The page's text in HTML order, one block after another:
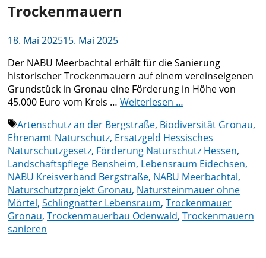
Trockenmauern
18. Mai 202515. Mai 2025
Der NABU Meerbachtal erhält für die Sanierung
historischer Trockenmauern auf einem vereinseigenen
Grundstück in Gronau eine Förderung in Höhe von
45.000 Euro vom Kreis … Weiterlesen …
Schlagwörter
Artenschutz an der Bergstraße, Biodiversität Gronau,
Ehrenamt Naturschutz, Ersatzgeld Hessisches
Naturschutzgesetz, Förderung Naturschutz Hessen,
Landschaftspflege Bensheim, Lebensraum Eidechsen,
NABU Kreisverband Bergstraße, NABU Meerbachtal,
Naturschutzprojekt Gronau, Natursteinmauer ohne
Mörtel, Schlingnatter Lebensraum, Trockenmauer
Gronau, Trockenmauerbau Odenwald, Trockenmauern
sanieren